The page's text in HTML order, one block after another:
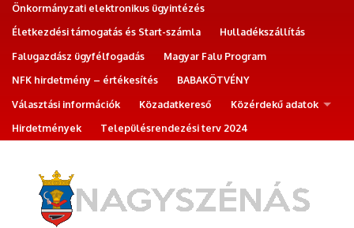
Önkormányzati elektronikus ügyintézés
Életkezdési támogatás és Start-számla
Hulladékszállítás
Falugazdász ügyfélfogadás
Magyar Falu Program
NFK hirdetmény – értékesítés
BABAKÖTVÉNY
Választási információk
Közadatkereső
Közérdekű adatok
Hirdetmények
Településrendezési terv 2024